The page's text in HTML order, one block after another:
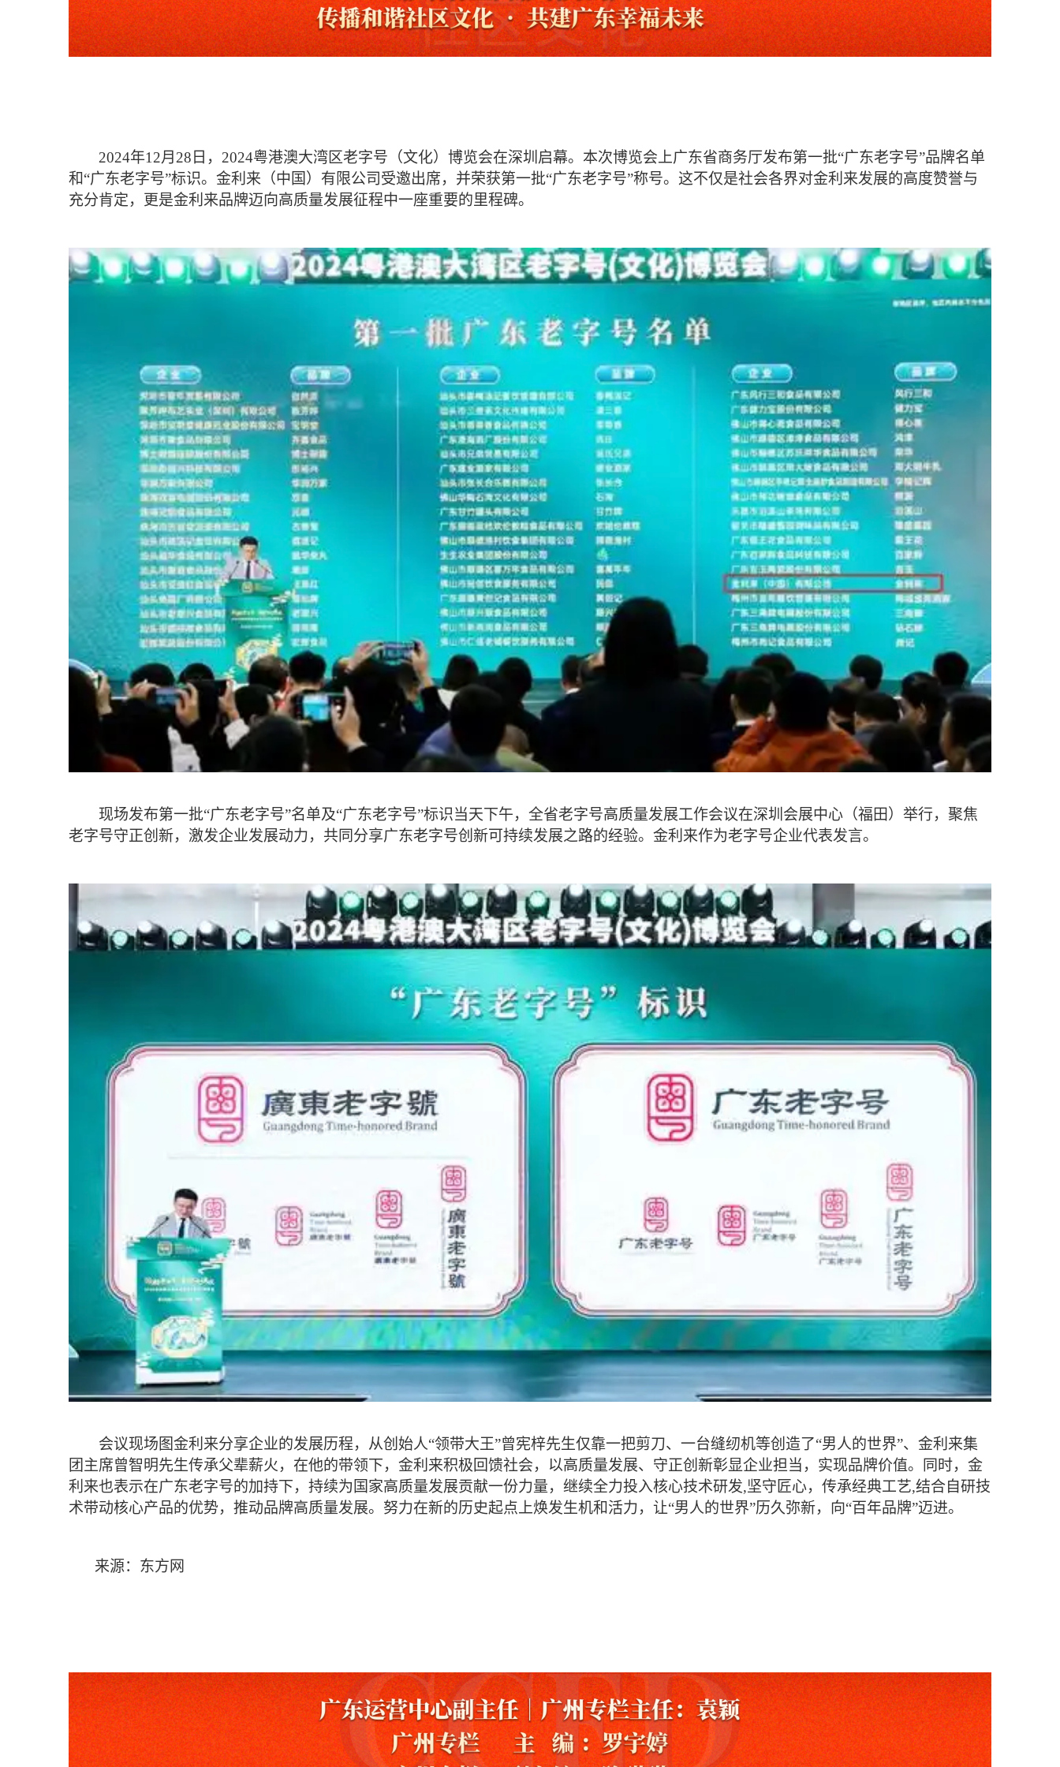
2024年12月28日，2024粤港澳大湾区老字号（文化）博览会在深圳启幕。本次博览会上广东省商务厅发布第一批“广东老字号”品牌名单
和“广东老字号”标识。金利来（中国）有限公司受邀出席，并荣获第一批“广东老字号”称号。这不仅是社会各界对金利来发展的高度赞誉与
充分肯定，更是金利来品牌迈向高质量发展征程中一座重要的里程碑。
现场发布第一批“广东老字号”名单及“广东老字号”标识当天下午，全省老字号高质量发展工作会议在深圳会展中心（福田）举行，聚焦
老字号守正创新，激发企业发展动力，共同分享广东老字号创新可持续发展之路的经验。金利来作为老字号企业代表发言。
会议现场图金利来分享企业的发展历程，从创始人“领带大王”曾宪梓先生仅靠一把剪刀、一台缝纫机等创造了“男人的世界”、金利来集
团主席曾智明先生传承父辈薪火，在他的带领下，金利来积极回馈社会，以高质量发展、守正创新彰显企业担当，实现品牌价值。同时，金
利来也表示在广东老字号的加持下，持续为国家高质量发展贡献一份力量，继续全力投入核心技术研发,坚守匠心，传承经典工艺,结合自研技
术带动核心产品的优势，推动品牌高质量发展。努力在新的历史起点上焕发生机和活力，让“男人的世界”历久弥新，向“百年品牌”迈进。
来源：东方网